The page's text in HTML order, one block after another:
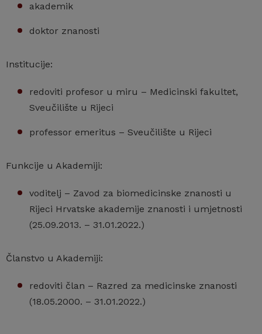
akademik
doktor znanosti
Institucije:
redoviti profesor u miru – Medicinski fakultet,
Sveučilište u Rijeci
professor emeritus – Sveučilište u Rijeci
Funkcije u Akademiji:
voditelj – Zavod za biomedicinske znanosti u
Rijeci Hrvatske akademije znanosti i umjetnosti
(25.09.2013. – 31.01.2022.)
Članstvo u Akademiji:
redoviti član – Razred za medicinske znanosti
(18.05.2000. – 31.01.2022.)